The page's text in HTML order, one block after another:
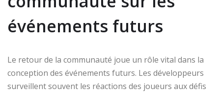
événements futurs
Le retour de la communauté joue un rôle vital dans la
conception des événements futurs. Les développeurs
surveillent souvent les réactions des joueurs aux défis